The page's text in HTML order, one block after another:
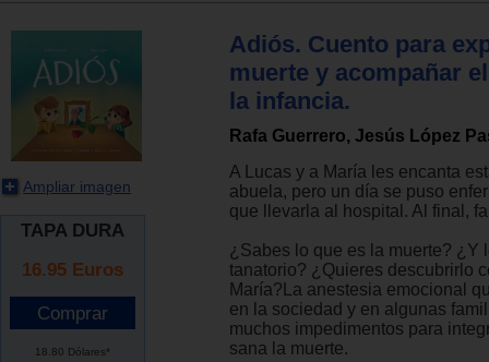
Ampliar imagen
TAPA DURA
16.95 Euros
18.80 Dólares*
Adiós. Cuento para
muerte y acompañar
la infancia.
Rafa Guerrero, Jesús López
A Lucas y a María les encanta
abuela, pero un día se puso
que llevarla al hospital. Al final,
¿Sabes lo que es la muerte? ¿Y
tanatorio? ¿Quieres descubrirlo
María?La anestesia emocional
en la sociedad y en algunas
muchos impedimentos para
sana la muerte.